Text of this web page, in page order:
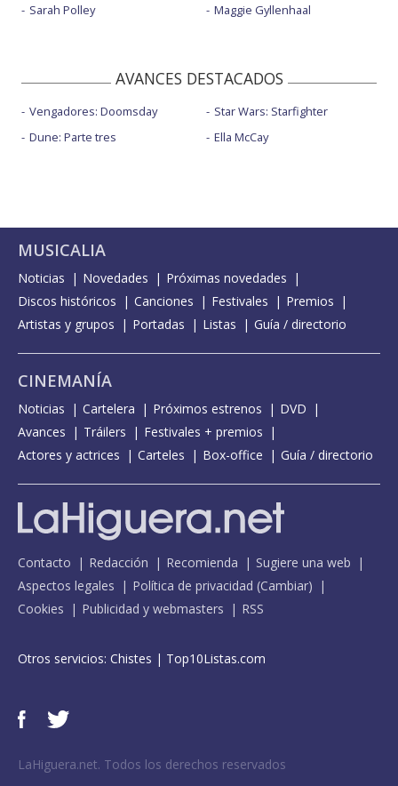
Sarah Polley
Maggie Gyllenhaal
AVANCES DESTACADOS
Vengadores: Doomsday
Dune: Parte tres
Star Wars: Starfighter
Ella McCay
MUSICALIA
Noticias Novedades
Próximas novedades
Discos históricos
Canciones Festivales
Premios
Artistas y grupos
Portadas Listas Guía / directorio
CINEMANÍA
Noticias Cartelera Próximos estrenos
DVD
Avances
Tráilers
Festivales + premios
Actores y actrices
Carteles Box-office Guía / directorio
Contacto Redacción Recomienda
Sugiere una web
Aspectos legales
Política de privacidad (Cambiar)
Cookies
Publicidad y webmasters RSS
Otros servicios: Chistes | Top10Listas.com
LaHiguera.net. Todos los derechos reservados